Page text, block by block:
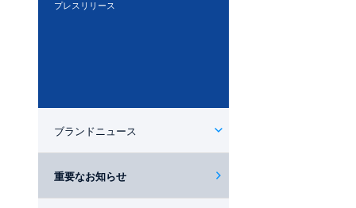
プレスリリース
ブランドニュース
重要なお知らせ